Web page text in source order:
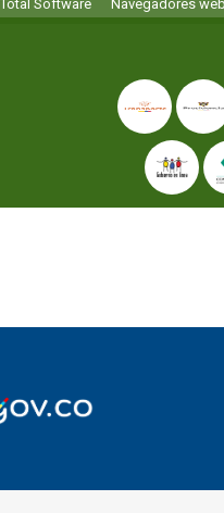
Total Software Navegadores